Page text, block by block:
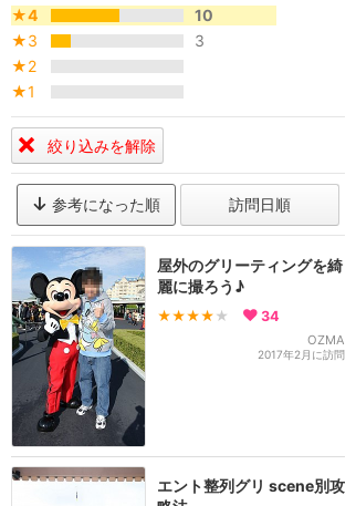
★4
10
★3
3
★2
★1
絞り込みを解除
参考になった順 訪問日順
屋外のグリーティングを綺
麗に撮ろう♪
★★★★ ★ 34
OZMA
2017年2月に訪問
エント整列グリ scene別攻